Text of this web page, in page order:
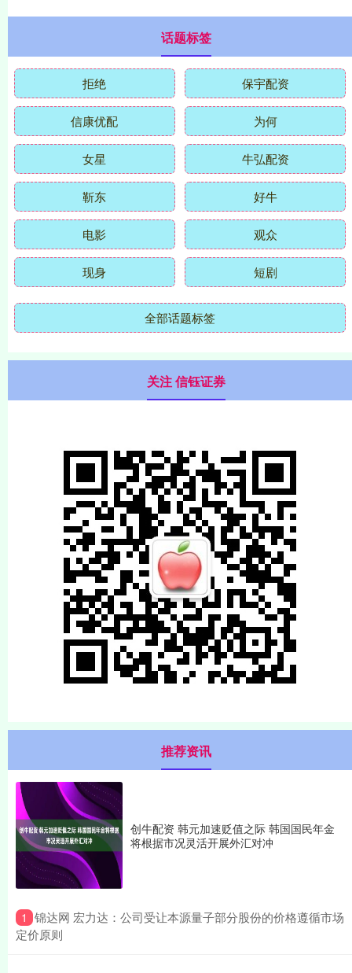
话题标签
拒绝 保宇配资
信康优配 为何
女星 牛弘配资
靳东 好牛
电影 观众
现身 短剧
全部话题标签
关注 信钰证券
推荐资讯
创牛配资 韩元加速贬值之际 韩国国民年金
将根据市况灵活开展外汇对冲
1 ​锦达网 宏力达：公司受让本源量子部分股份的价格遵循市场
定价原则